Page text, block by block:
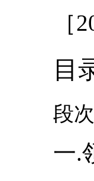
［
目
段
一.